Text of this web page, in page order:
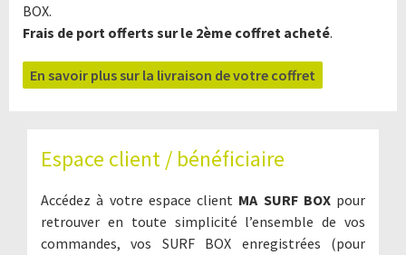
BOX.
Frais de port offerts sur le 2ème coffret acheté.
En savoir plus sur la livraison de votre coffret
Espace client / bénéficiaire
Accédez à votre espace client MA SURF BOXpour
retrouver en toute simplicité l’ensemble de vos
commandes, vos SURF BOX enregistrées (pour